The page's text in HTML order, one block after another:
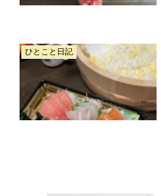
ひとこと日記